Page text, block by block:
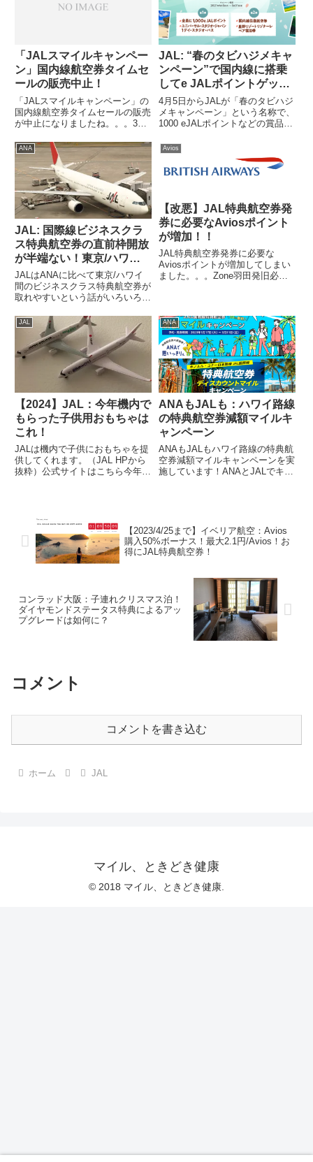
「JALスマイルキャンペー
ン」国内線航空券タイムセ
ールの販売中止！
「JALスマイルキャンペーン」の
国内線航空券タイムセールの販売
が中止になりましたね。。。3月
ても販売を中止にするようです。
詳細は公式サイトで確認できま
す。自分はタイムセールに関係な
いチケットを購入しようと思っ...
JAL: “春のタビハジメキャ
ンペーン”で国内線に搭乗
してe JALポイントゲッ
ト！
4月5日からJALが「春のタビハジ
メキャンペーン」という名称で、
1000 eJALポイントなどの賞品が
す。第一弾と第二弾に分かれてキ
ャンペーンが実施されます。詳細
は公式サイトでANAも搭乗キャ
ンペーンを実施して...
ANA
JAL: 国際線ビジネスクラ
ス特典航空券の直前枠開放
が半端ない！東京/ハワイ
間がほぼ基本マイルでクリ
スマスまでほぼ毎日空いて
いる。それに比べてANA
は・・・
JALはANAに比べて東京/ハワイ
間のビジネスクラス特典航空券が
取れやすいという話がいろいろな
当に取れやすいのか調べてみまし
た。取れたとしてもJAL国際線特
典航空券PLUSにより大量マイル
が必要になるのであれば...
Avios
【改悪】JAL特典航空券発
券に必要なAviosポイント
が増加！！
JAL特典航空券発券に必要な
Aviosポイントが増加してしまい
ました。。。Zone羽田発旧必要
マイル区間）那覇9,000...
JAL
【2024】JAL：今年機内で
もらった子供用おもちゃは
これ！
JALは機内で子供におもちゃを提
供してくれます。（JAL HPから
抜粋）公式サイトはこちら今年
す。しっかりした構造になってい
て、子供はホテルや自宅で...
ANA
ANAもJALも：ハワイ路線
の特典航空券減額マイルキ
ャンペーン
ANAもJALもハワイ路線の特典航
空券減額マイルキャンペーンを実
施しています！ANAとJALでキャ
月26日（水...
【2023/4/25まで】イベリア航空：Avios
購入50%ボーナス！最大2.1円/Avios！お
得にJAL特典航空券！
コンラッド大阪：子連れクリスマス泊！
ダイヤモンドステータス特典によるアッ
プグレードは如何に？
コメント
コメントを書き込む
ホーム JAL
マイル、ときどき健康
© 2018 マイル、ときどき健康.